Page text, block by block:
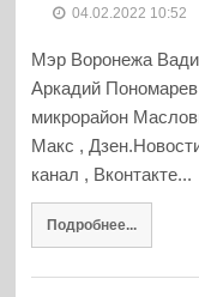
04.02.2022 10:52
Мэр Воронежа
Аркадий
микрорайон
Макс ,
канал , Вконтакте...
Подробнее...